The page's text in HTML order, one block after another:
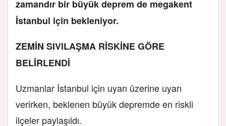
zamandır bir büyük deprem de megakent
İstanbul için bekleniyor.
ZEMİN SIVILAŞMA RİSKİNE GÖRE
BELİRLENDİ
Uzmanlar İstanbul için uyarı üzerine uyarı
verirken, beklenen büyük depremde en riskli
ilçeler paylaşıldı.